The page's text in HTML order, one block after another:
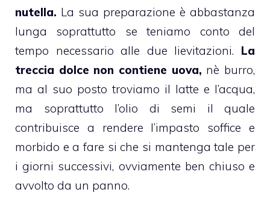
nutella. La sua preparazione è abbastanza
lunga soprattutto se teniamo conto del
tempo necessario alle due lievitazioni. La
treccia dolce non contiene uova, nè burro,
ma al suo posto troviamo il latte e l’acqua,
ma soprattutto l’olio di semi il quale
contribuisce a rendere l’impasto soffice e
morbido e a fare si che si mantenga tale per
i giorni successivi, ovviamente ben chiuso e
avvolto da un panno.